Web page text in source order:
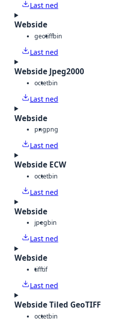
Last ned
Webside
geotiffbin
Last ned
Webside Jpeg2000
octetbin
Last ned
Webside
pngpng
Last ned
Webside ECW
octetbin
Last ned
Webside
jpegbin
Last ned
Webside
tifftif
Last ned
Webside Tiled GeoTIFF
octetbin